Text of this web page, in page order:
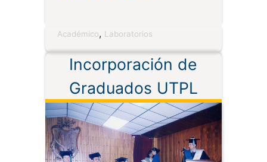
Académico, Laboratorios
Incorporación de
Graduados UTPL